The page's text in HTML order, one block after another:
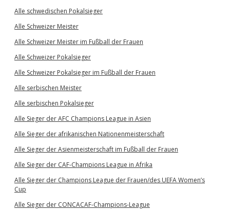
Alle schwedischen Pokalsieger
Alle Schweizer Meister
Alle Schweizer Meister im Fußball der Frauen
Alle Schweizer Pokalsieger
Alle Schweizer Pokalsieger im Fußball der Frauen
Alle serbischen Meister
Alle serbischen Pokalsieger
Alle Sieger der AFC Champions League in Asien
Alle Sieger der afrikanischen Nationenmeisterschaft
Alle Sieger der Asienmeisterschaft im Fußball der Frauen
Alle Sieger der CAF-Champions League in Afrika
Alle Sieger der Champions League der Frauen/des UEFA Women’s
Cup
Alle Sieger der CONCACAF-Champions-League